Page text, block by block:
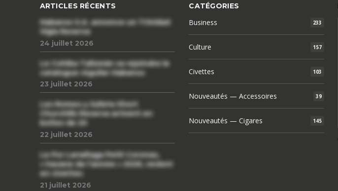
ARTICLES RÉCENTS
Habanos S.A. annonce un Trinidad
Vigia Reserva
24 juillet 2026
Le Cohiba Talismán va rejoindre le
catalogue régulier Habanos
23 juillet 2026
Les Romeo y Julieta Short
Churchills Reserva arrivent en
boîtes de 20
22 juillet 2026
Le Por Larrañaga Petit Coronas,
« havane de l’année » 2026, revient
en civettes
21 juillet 2026
CATÉGORIES
Business 233
Culture 157
Civettes 103
Nouveautés — Accessoires 39
Nouveautés — Cigares 145